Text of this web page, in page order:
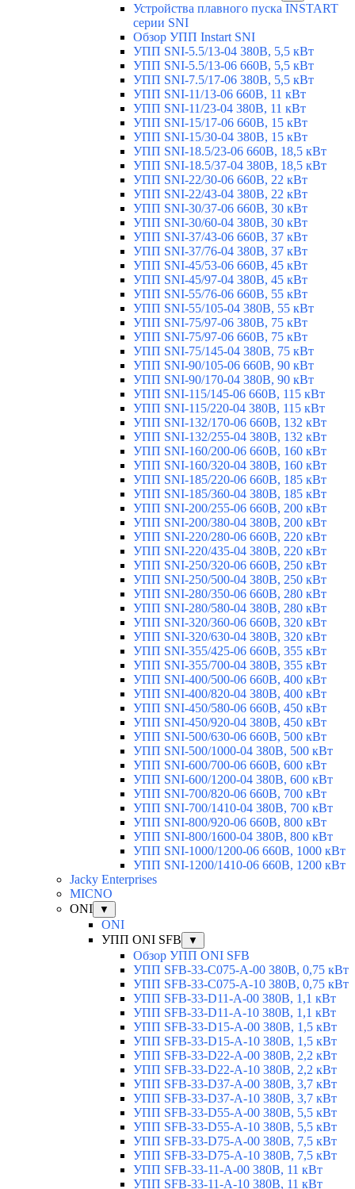
Устройства плавного пуска INSTART
серии SNI
Обзор УПП Instart SNI
УПП SNI-5.5/13-04 380В, 5,5 кВт
УПП SNI-5.5/13-06 660В, 5,5 кВт
УПП SNI-7.5/17-06 380В, 5,5 кВт
УПП SNI-11/13-06 660В, 11 кВт
УПП SNI-11/23-04 380В, 11 кВт
УПП SNI-15/17-06 660В, 15 кВт
УПП SNI-15/30-04 380В, 15 кВт
УПП SNI-18.5/23-06 660В, 18,5 кВт
УПП SNI-18.5/37-04 380В, 18,5 кВт
УПП SNI-22/30-06 660В, 22 кВт
УПП SNI-22/43-04 380В, 22 кВт
УПП SNI-30/37-06 660В, 30 кВт
УПП SNI-30/60-04 380В, 30 кВт
УПП SNI-37/43-06 660В, 37 кВт
УПП SNI-37/76-04 380В, 37 кВт
УПП SNI-45/53-06 660В, 45 кВт
УПП SNI-45/97-04 380В, 45 кВт
УПП SNI-55/76-06 660В, 55 кВт
УПП SNI-55/105-04 380В, 55 кВт
УПП SNI-75/97-06 380В, 75 кВт
УПП SNI-75/97-06 660В, 75 кВт
УПП SNI-75/145-04 380В, 75 кВт
УПП SNI-90/105-06 660В, 90 кВт
УПП SNI-90/170-04 380В, 90 кВт
УПП SNI-115/145-06 660В, 115 кВт
УПП SNI-115/220-04 380В, 115 кВт
УПП SNI-132/170-06 660В, 132 кВт
УПП SNI-132/255-04 380В, 132 кВт
УПП SNI-160/200-06 660В, 160 кВт
УПП SNI-160/320-04 380В, 160 кВт
УПП SNI-185/220-06 660В, 185 кВт
УПП SNI-185/360-04 380В, 185 кВт
УПП SNI-200/255-06 660В, 200 кВт
УПП SNI-200/380-04 380В, 200 кВт
УПП SNI-220/280-06 660В, 220 кВт
УПП SNI-220/435-04 380В, 220 кВт
УПП SNI-250/320-06 660В, 250 кВт
УПП SNI-250/500-04 380В, 250 кВт
УПП SNI-280/350-06 660В, 280 кВт
УПП SNI-280/580-04 380В, 280 кВт
УПП SNI-320/360-06 660В, 320 кВт
УПП SNI-320/630-04 380В, 320 кВт
УПП SNI-355/425-06 660В, 355 кВт
УПП SNI-355/700-04 380В, 355 кВт
УПП SNI-400/500-06 660В, 400 кВт
УПП SNI-400/820-04 380В, 400 кВт
УПП SNI-450/580-06 660В, 450 кВт
УПП SNI-450/920-04 380В, 450 кВт
УПП SNI-500/630-06 660В, 500 кВт
УПП SNI-500/1000-04 380В, 500 кВт
УПП SNI-600/700-06 660В, 600 кВт
УПП SNI-600/1200-04 380В, 600 кВт
УПП SNI-700/820-06 660В, 700 кВт
УПП SNI-700/1410-04 380В, 700 кВт
УПП SNI-800/920-06 660В, 800 кВт
УПП SNI-800/1600-04 380В, 800 кВт
УПП SNI-1000/1200-06 660В, 1000 кВт
УПП SNI-1200/1410-06 660В, 1200 кВт
Jacky Enterprises
MICNO
ONI
▼
ONI
УПП ONI SFB
▼
Обзор УПП ONI SFB
УПП SFB-33-C075-A-00 380В, 0,75 кВт
УПП SFB-33-C075-A-10 380В, 0,75 кВт
УПП SFB-33-D11-A-00 380В, 1,1 кВт
УПП SFB-33-D11-A-10 380В, 1,1 кВт
УПП SFB-33-D15-A-00 380В, 1,5 кВт
УПП SFB-33-D15-A-10 380В, 1,5 кВт
УПП SFB-33-D22-A-00 380В, 2,2 кВт
УПП SFB-33-D22-A-10 380В, 2,2 кВт
УПП SFB-33-D37-A-00 380В, 3,7 кВт
УПП SFB-33-D37-A-10 380В, 3,7 кВт
УПП SFB-33-D55-A-00 380В, 5,5 кВт
УПП SFB-33-D55-A-10 380В, 5,5 кВт
УПП SFB-33-D75-A-00 380В, 7,5 кВт
УПП SFB-33-D75-A-10 380В, 7,5 кВт
УПП SFB-33-11-A-00 380В, 11 кВт
УПП SFB-33-11-A-10 380В, 11 кВт